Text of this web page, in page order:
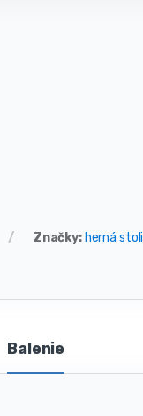
Značky: herná
Balenie